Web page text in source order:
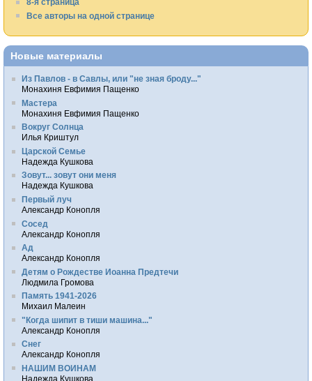
Все авторы на одной странице
Новые материалы
Из Павлов - в Савлы, или "не зная броду..."
Монахиня Евфимия Пащенко
Мастера
Монахиня Евфимия Пащенко
Вокруг Солнца
Илья Криштул
Царской Семье
Надежда Кушкова
Зовут... зовут они меня
Надежда Кушкова
Первый луч
Александр Конопля
Сосед
Александр Конопля
Ад
Александр Конопля
Детям о Рождестве Иоанна Предтечи
Людмила Громова
Память 1941-2026
Михаил Малеин
"Когда шипит в тиши машина..."
Александр Конопля
Снег
Александр Конопля
НАШИМ ВОИНАМ
Надежда Кушкова